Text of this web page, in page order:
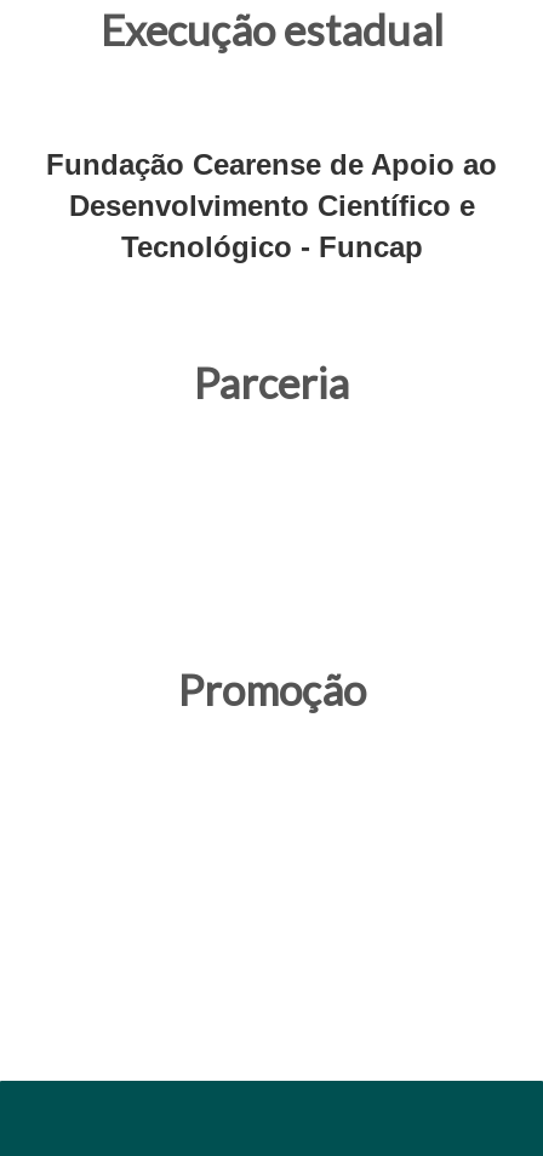
Execução estadual
Fundação Cearense de Apoio ao
Desenvolvimento Científico e
Tecnológico - Funcap
Parceria
Promoção